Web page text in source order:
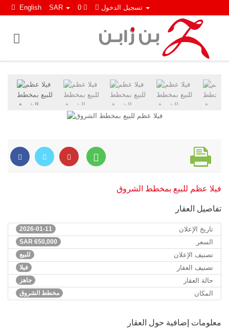
English SAR
فيلا عظم للبيع بمخطط الشروق
تفاصيل العقار
2026-01-11 تاريخ الإعلان
650,000
SAR السعر
للبيع تصنيف الإعلان
فيلا تصنيف العقار
جاهز حالة العقار
مخطط الشروق المكان
معلومات إضافية حول العقار